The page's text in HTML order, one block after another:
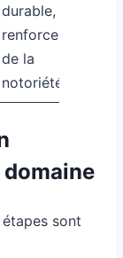
durable,
renforcement
de la
notoriété
sont